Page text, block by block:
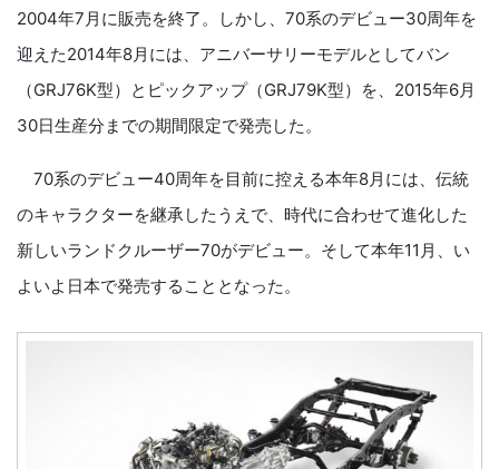
2004年7月に販売を終了。しかし、70系のデビュー30周年を
迎えた2014年8月には、アニバーサリーモデルとしてバン
（GRJ76K型）とピックアップ（GRJ79K型）を、2015年6月
30日生産分までの期間限定で発売した。
70系のデビュー40周年を目前に控える本年8月には、伝統
のキャラクターを継承したうえで、時代に合わせて進化した
新しいランドクルーザー70がデビュー。そして本年11月、い
よいよ日本で発売することとなった。